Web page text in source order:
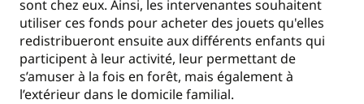
sont chez eux. Ainsi, les intervenantes souhaitent
utiliser ces fonds pour acheter des jouets qu'elles
redistribueront ensuite aux différents enfants qui
participent à leur activité, leur permettant de
s’amuser à la fois en forêt, mais également à
l’extérieur dans le domicile familial.